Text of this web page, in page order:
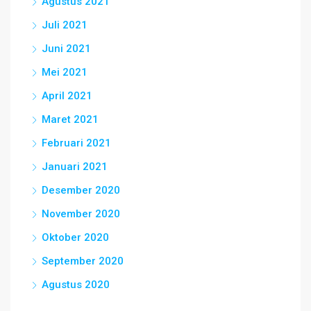
Juli 2021
Juni 2021
Mei 2021
April 2021
Maret 2021
Februari 2021
Januari 2021
Desember 2020
November 2020
Oktober 2020
September 2020
Agustus 2020